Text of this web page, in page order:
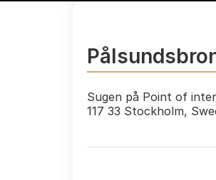
Sugen på Point of
117 33 Stockholm,